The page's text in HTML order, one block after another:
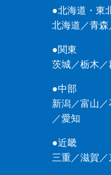
●北海道・東
北海道 ／青森
●関東
茨城／栃木 ／
●中部
新潟／富山 ／
／愛知
●近畿
三重／滋賀 ／